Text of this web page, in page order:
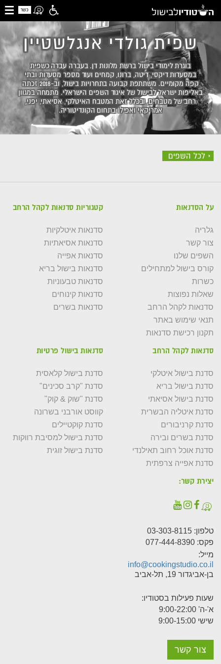
כשר
שפית גולדי אנגלשטיין
בוגרת לימודי בישול ברשת מלונות דן. בעברה עבדה כשפית
במסעדות דיקסי, דיטה, ברונו, קמחים ועוד מספר מסעדות ובתי
קפה מקומיים. משתתפת קבועה בתחרויות בישול, וב-2018 זכתה
באליפות ישראל לבישול של איגוד השפים הישראלי. מתמחה במגוון
רחב של מטבחים, ובכלל זאת המטבח האיטלקי, אסיאתי, יפני,
אמריקאי ואפילו בתחום הקונדיטוריה.
לכל השפים
על הסדנאות
גלריה
צור קשר
השפים שלנו
קורס בישול למתחילים
כשרות
שאלות נפוצות
סדנאות לקהל הרחב
תנאי שימוש באתר
תקנון רכישת סדנאות
קטגוריות סדנאות לקהל הרחב
סדנאות איטלקיות
סדנאות אסיאתיות
סדנאות אפייה
סדנאות בישול בריא
סדנאות טבעוניות
סדנאות קינוחים
סדנאות בשרים
סדנאות לקהל הרחב
סדנת בישול איטלקי
סדנת בישול בריא
סדנת בישול אסיאתי
סדנת איטליה הבשרית
סדנת קרניבורים
סדנת בשרים ובירה
סדנת אוכל רחוב תאילנדי
סדנת אפייה צרפתית
סדנאות בישול פרטיות
סדנת בישול קלאסית
סדנת "קרב סכינים"
סדנת "שוק & קוק"
קווסט אורבני בשרונה
סדנת קוקטיילים
סדנת בישול למסיבת רווקות
סדנת בישול זוגית
יצירת קשר:
טלפון: 03-303-8115
פקס: 077-444-8390
מייל:
info@cookingstudio.co.il
בן-אביגדור 19, תל-אביב
שעות פעילות בסטודיו:
א'-ה' 9:00-22:00
שישי 9:00-15:00
צור קשר